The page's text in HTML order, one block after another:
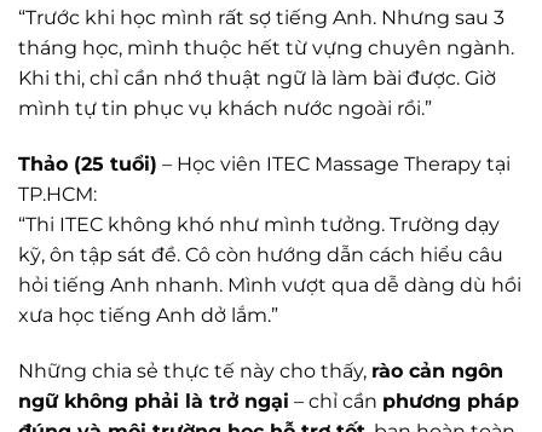
“Trước khi học mình rất sợ tiếng Anh. Nhưng sau 3
tháng học, mình thuộc hết từ vựng chuyên ngành.
Khi thi, chỉ cần nhớ thuật ngữ là làm bài được. Giờ
mình tự tin phục vụ khách nước ngoài rồi.”
Thảo (25 tuổi) – Học viên ITEC Massage Therapy tại
TP.HCM:
“Thi ITEC không khó như mình tưởng. Trường dạy
kỹ, ôn tập sát đề. Cô còn hướng dẫn cách hiểu câu
hỏi tiếng Anh nhanh. Mình vượt qua dễ dàng dù hồi
xưa học tiếng Anh dở lắm.”
Những chia sẻ thực tế này cho thấy, rào cản ngôn
ngữ không phải là trở ngại – chỉ cần phương pháp